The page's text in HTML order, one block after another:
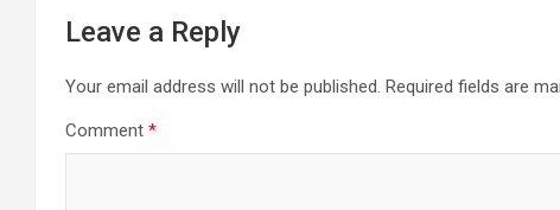
Leave a Reply
Your email address will not be published. Required fields are
Comment *